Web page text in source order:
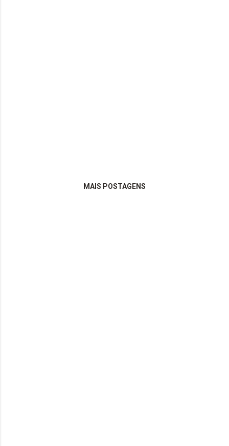
MAIS POSTAGENS